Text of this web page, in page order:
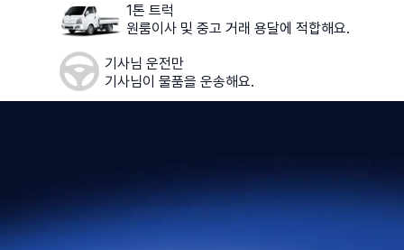
1톤 트럭
원룸이사 및 중고 거래 용달에 적합해요.
기사님 운전만
기사님이 물품을 운송해요.